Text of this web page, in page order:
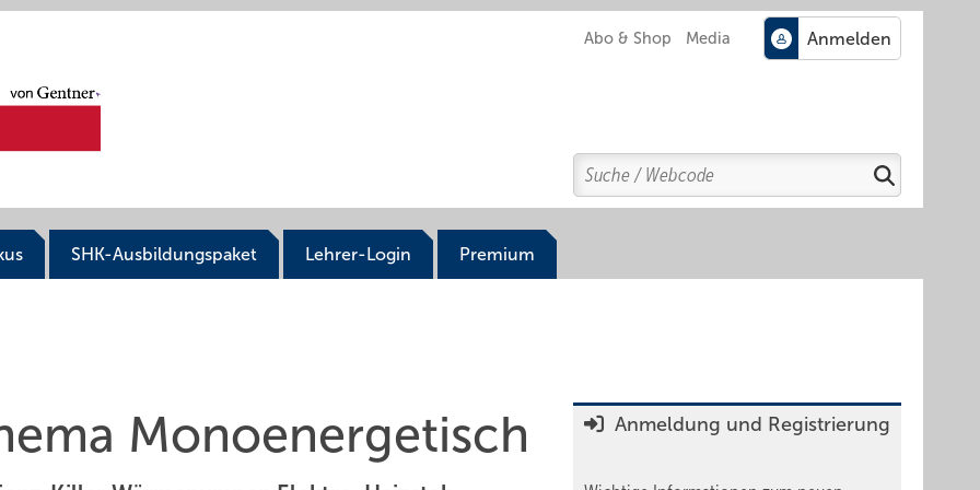
Abo & Shop Media
Search
Suchen
SHK-Ausbildungspaket Lehrer-Login Premium
Monoenergetisch Anmeldung und Registrierung